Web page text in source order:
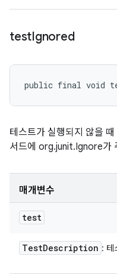
testIgnored
public final void
테스트가 실행되지 않을
서드에 org.junit.Ignore가
매개변수
test
TestDescription : 테